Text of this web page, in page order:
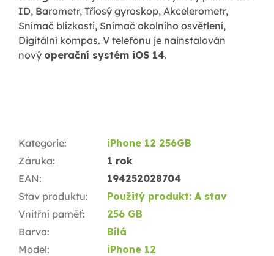
ID, Barometr, Tříosý gyroskop, Akcelerometr,
Snímač blízkosti, Snímač okolního osvětlení,
Digitální kompas. V telefonu je nainstalován
nový operační systém iOS 14.
Kategorie:
iPhone 12 256GB
Záruka:
1 rok
EAN:
194252028704
Stav produktu:
Použitý produkt: A stav
Vnitřní paměť:
256 GB
Barva:
Bílá
Model:
iPhone 12